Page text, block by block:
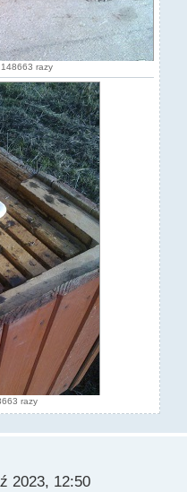
razy
razy
2023, 12:50